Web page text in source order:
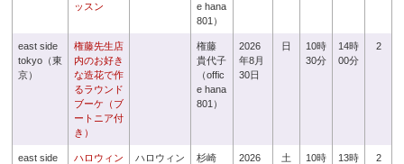
ッスン
e hana
801）
east side
tokyo（東
京）
権藤先生店
内のお好き
な造花で作
るラウンド
ブーケ（ブ
ートニア付
き）
権藤
貴代子
（offic
e hana
801）
2026
年8月
30日
日
10時
30分
14時
00分
2
east side
ハロウィン
ハロウィン
杉崎
2026
土
10時
13時
2